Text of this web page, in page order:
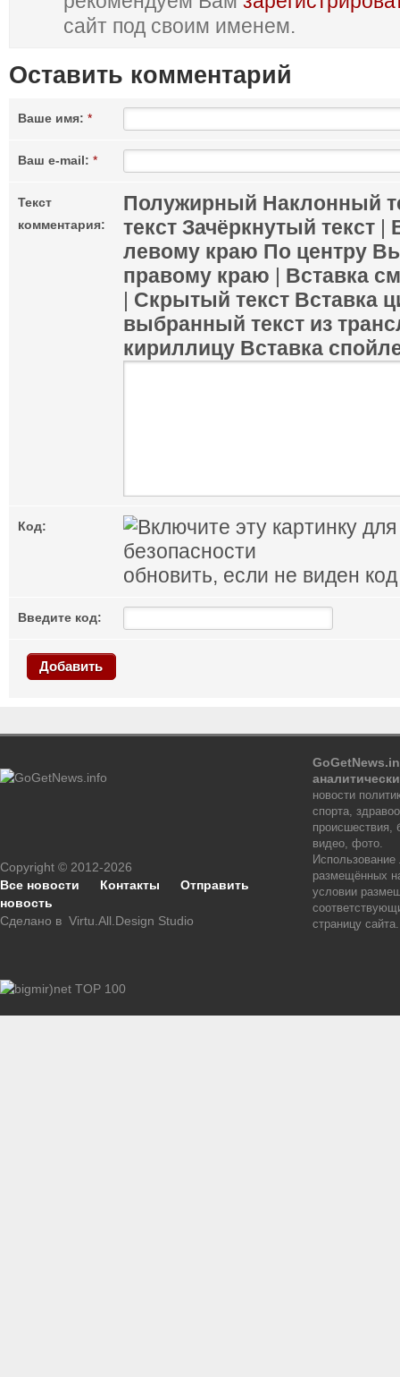
сайт под своим именем.
Оставить комментарий
Ваше имя: *
Ваш e-mail: *
Текст
комментария:
Полужирный Наклонный
текст Зачёркнутый текст |
левому краю По центру
правому краю | Вставка
| Скрытый текст Вставка
выбранный текст из
кириллицу Вставка
Код:
обновить, если не виден код
Введите код:
Добавить
Copyright © 2012-2026
Все новости
Контакты
Отправить
новость
Сделано в Virtu.All.Design Studio
новости
спорта,
происшествия,
видео, фото.
размещённых
условии
страницу сайта.